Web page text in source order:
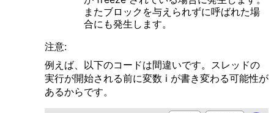
またブロックを与えられずに呼ばれた場
合にも発生します。
注意:
例えば、以下のコードは間違いです。スレッドの
実行が開始される前に変数 i が書き変わる可能性が
あるからです。